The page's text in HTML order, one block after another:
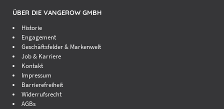
ÜBER DIE VANGEROW GMBH
Historie
Engagement
Geschäftsfelder & Markenwelt
Job & Karriere
Kontakt
Impressum
Barrierefreiheit
Widerrufsrecht
AGBs